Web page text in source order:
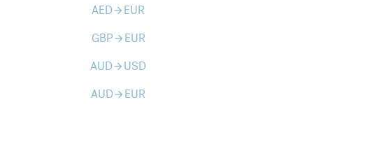
AEDarrow_forward EUR
GBParrow_forward EUR
AUDarrow_forward USD
AUDarrow_forward EUR